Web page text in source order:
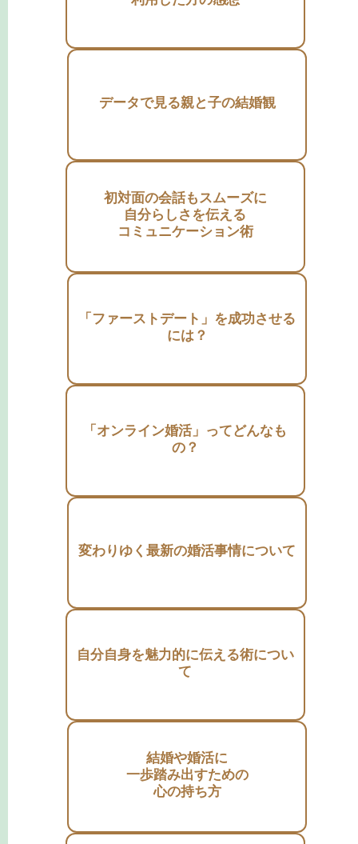
データで見る親と子の結婚観
初対面の会話もスムーズに
自分らしさを伝える
コミュニケーション術
「ファーストデート」を成功させる
には？
「オンライン婚活」ってどんなも
の？
変わりゆく最新の婚活事情について
自分自身を魅力的に伝える術につい
て
結婚や婚活に
一歩踏み出すための
心の持ち方